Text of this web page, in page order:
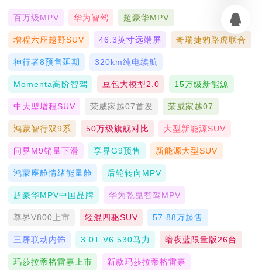
百万级MPV 华为智驾 超豪华MPV
增程六座越野SUV 46.3英寸远端屏 奇瑞捷豹路虎联合
神行者8预售延期 320km纯电续航
Momenta高阶智驾 豆包大模型2.0 15万级新能源
中大型增程SUV 荣威家越07首发 荣威家越07
鸿蒙智行双9系 50万级旗舰对比 大型新能源SUV
问界M9销量下滑 享界G9预售 新能源大型SUV
鸿蒙座舱情绪能量舱 后轮转向MPV
超豪华MPV中国品牌 华为乾崑智驾MPV
尊界V800上市 轻混四驱SUV 57.88万起售
三屏联动内饰 3.0T V6 530马力 暗夜蓝限量版26台
玛莎拉蒂格雷嘉上市 新款玛莎拉蒂格雷嘉